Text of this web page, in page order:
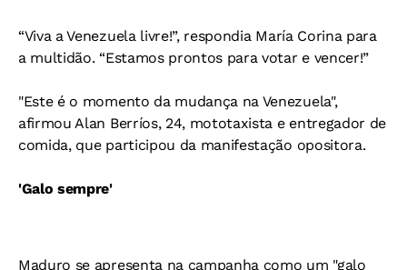
“Viva a Venezuela livre!”, respondia María Corina para
a multidão. “Estamos prontos para votar e vencer!”
"Este é o momento da mudança na Venezuela",
afirmou Alan Berríos, 24, mototaxista e entregador de
comida, que participou da manifestação opositora.
'Galo sempre'
Maduro se apresenta na campanha como um "galo